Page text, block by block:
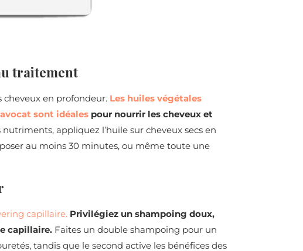
traitement
cheveux en profondeur. Les huiles végétales
sont idéales pour nourrir les cheveux et
appliquez l’huile sur cheveux secs en
au moins 30 minutes, ou même toute une
capillaire. Privilégiez un shampoing doux,
capillaire. Faites un double shampoing pour un
tandis que le second active les bénéfices des